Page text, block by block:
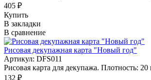
405 ₽
Купить
В закладки
В сравнение
Рисовая декупажная карта "Новый год"
Артикул: DFS011
Рисовая карта для декупажа. Плотность:
132 ₽